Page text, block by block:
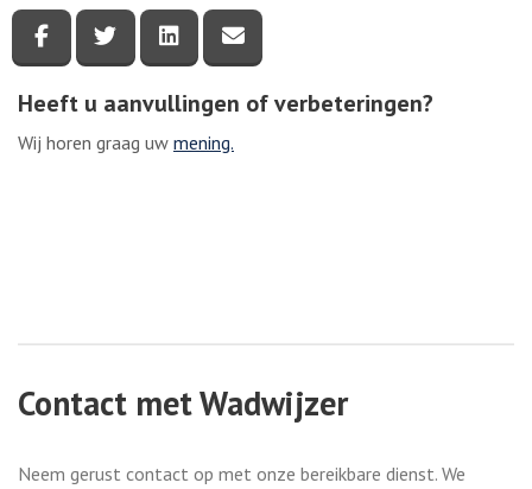
Deel deze pagina via Facebook
Deel deze pagina via Twitter
Deel deze pagina via LinkedIn
Heeft u aanvullingen of verbeteringen?
Wij horen graag uw mening.
Contact met Wadwijzer
Neem gerust contact op met onze bereikbare dienst. We